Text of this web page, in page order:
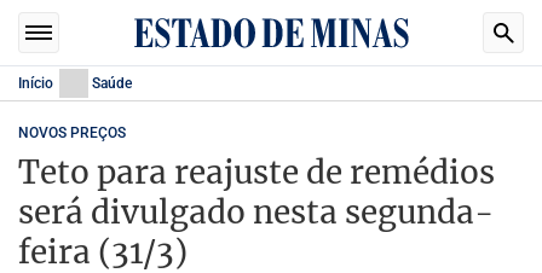
Início Saúde
NOVOS PREÇOS
Teto para reajuste de remédios
será divulgado nesta segunda-
feira (31/3)